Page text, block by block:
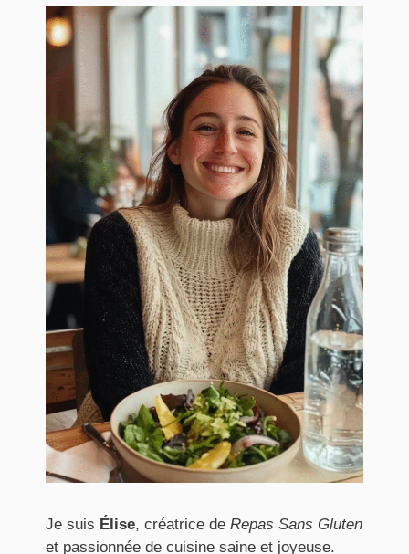
Je suis Élise, créatrice de Repas Sans Gluten
et passionnée de cuisine saine et joyeuse.